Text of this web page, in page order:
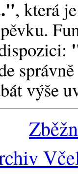
, která
výše